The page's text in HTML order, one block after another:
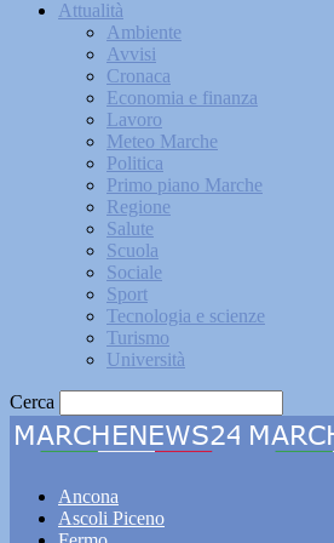
Attualità
Ambiente
Avvisi
Cronaca
Economia e finanza
Lavoro
Meteo Marche
Politica
Primo piano Marche
Regione
Salute
Scuola
Sociale
Sport
Tecnologia e scienze
Turismo
Università
Cerca
Ancona
Ascoli Piceno